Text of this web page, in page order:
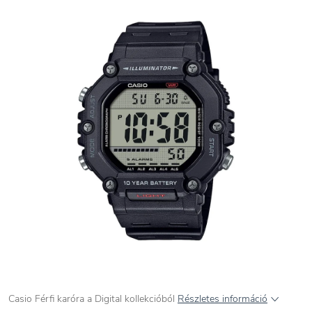
Casio Férfi karóra a Digital kollekcióból Részletes információ